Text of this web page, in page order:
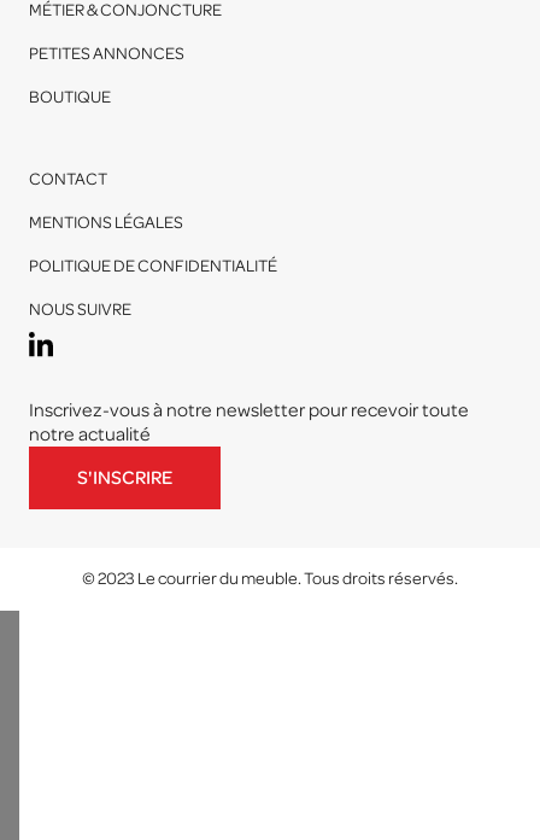
MÉTIER & CONJONCTURE
PETITES ANNONCES
BOUTIQUE
CONTACT
MENTIONS LÉGALES
POLITIQUE DE CONFIDENTIALITÉ
NOUS SUIVRE
Inscrivez-vous à notre newsletter pour recevoir toute
notre actualité
S'INSCRIRE
© 2023 Le courrier du meuble. Tous droits réservés.